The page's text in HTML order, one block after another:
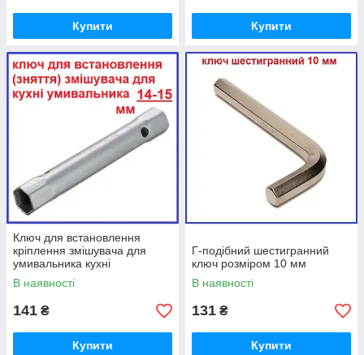
Купити Купити
Ключ для встановлення
кріплення змішувача для
умивальника кухні
трубчастий 14-15
шестигранний торцевий
В наявності
141 ₴
Купити
Г-подібний шестигранний
ключ розміром 10 мм
В наявності
131 ₴
Купити